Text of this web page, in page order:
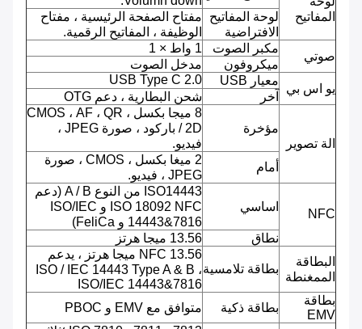
المفاتيح
لوحة المفاتيح
الافتراضية
مفتاح الصفحة الرئيسية ، مفتاح
الوظيفة ، المفاتيح الرقمية.
صوتي
مكبر الصوت
1 واط × 1
ميكروفون
مدخل الصوت
يو اس بي
معيار USB
USB Type C 2.0
آخر
شحن البطارية ، دعم OTG
الة تصوير
مؤخرة
8 ميجا بكسل ، CMOS ، AF ، QR
/ 2D باركود ، صورة JPEG ،
فيديو.
أمام
2 ميغا بكسل ، CMOS ، صورة
JPEG ، فيديو.
NFC
اساسي
ISO14443 من النوع A / B (دعم
ISO 18092 NFC و ISO/IEC
14443&7816 و FeliCa)
نطاق
13.56 ميجا هرتز
البطاقة
الممغنطة
بطاقة تلامسية
NFC 13.56 ميجا هرتز ، يدعم
ISO / IEC 14443 Type A & B ،
ISO/IEC 14443&7816
بطاقة
EMV
بطاقة ذكية متوافق مع EMV و PBOC